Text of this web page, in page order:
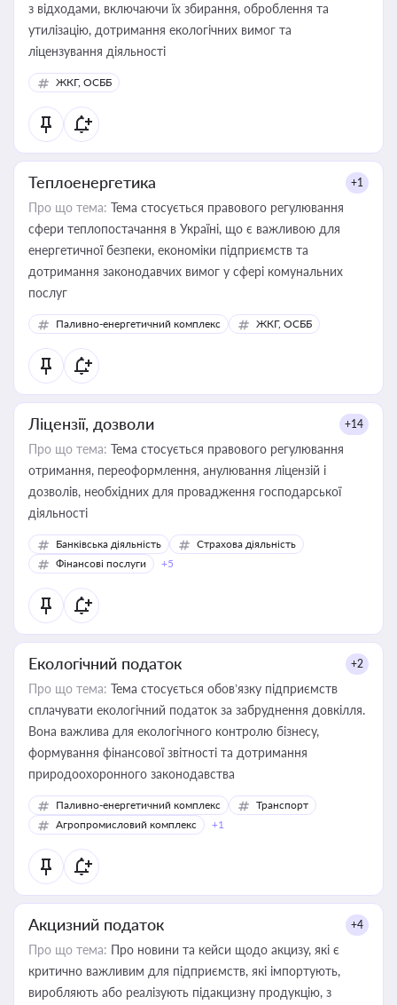
з відходами, включаючи їх збирання, оброблення та
утилізацію, дотримання екологічних вимог та
ліцензування діяльності
ЖКГ, ОСББ
Теплоенергетика +1
Про що тема: Тема стосується правового регулювання
сфери теплопостачання в Україні, що є важливою для
енергетичної безпеки, економіки підприємств та
дотримання законодавчих вимог у сфері комунальних
послуг
Паливно-енергетичний комплекс ЖКГ, ОСББ
Ліцензії, дозволи +14
Про що тема: Тема стосується правового регулювання
отримання, переоформлення, анулювання ліцензій і
дозволів, необхідних для провадження господарської
діяльності
Банківська діяльність
Страхова діяльність
Фінансові послуги
+5
Екологічний податок +2
Про що тема: Тема стосується обов’язку підприємств
сплачувати екологічний податок за забруднення довкілля.
Вона важлива для екологічного контролю бізнесу,
формування фінансової звітності та дотримання
природоохоронного законодавства
Паливно-енергетичний комплекс
Транспорт
Агропромисловий комплекс
+1
Акцизний податок +4
Про що тема: Про новини та кейси щодо акцизу, які є
критично важливим для підприємств, які імпортують,
виробляють або реалізують підакцизну продукцію, з